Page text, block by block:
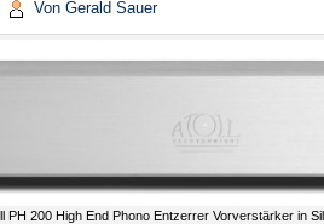
Von Gerald Sauer
PH 200 High End Phono Entzerrer Vorverstärker in